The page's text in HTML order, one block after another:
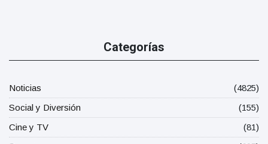
Categorías
Noticias
(4825)
Social y Diversión
(155)
Cine y TV
(81)